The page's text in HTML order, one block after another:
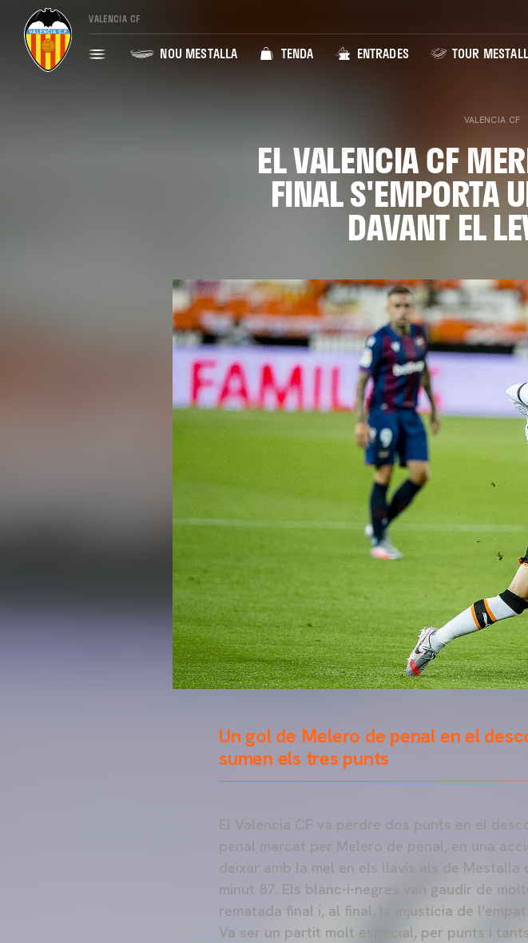
VALENCIA CF
NOU MESTALLA TENDA ENTRADES TOUR
VALENCIA CF
EL VALENCIA CF
FINAL S'EMPORTA
DAVANT EL
Un gol de Melero de penal en el
sumen els tres punts
El Valencia CF va perdre dos punts en el
penal marcat per Melero de penal, en una
deixar amb la mel en els llavis als de Mestalla
minut 87. Els blanc-i-negres van gaudir de
rematada final i, al final, la injustícia de
Va ser un partit molt especial, per punts i